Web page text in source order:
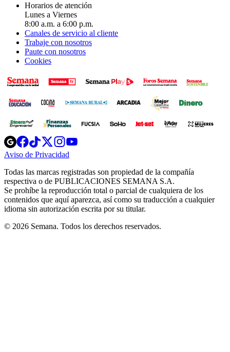
Horarios de atención
Lunes a Viernes
8:00 a.m. a 6:00 p.m.
Canales de servicio al cliente
Trabaje con nosotros
Paute con nosotros
Cookies
Opens
in
new
Opens
in
new
Opens
in
new
window
Opens
new
windowwindow
Aviso de Privacidad
new
window
Todas las marcas registradas son propiedad de la compañía
respectiva o de PUBLICACIONES SEMANA S.A.
Se prohíbe la reproducción total o parcial de cualquiera de los
contenidos que aquí aparezca, así como su traducción a cualquier
idioma sin autorización escrita por su titular.
© 2026 Semana. Todos los derechos reservados.